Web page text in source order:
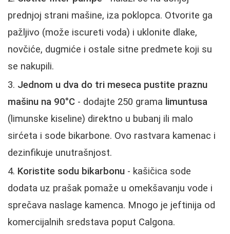
prednjoj strani mašine, iza poklopca. Otvorite ga
pažljivo (može iscureti voda) i uklonite dlake,
novčiće, dugmiće i ostale sitne predmete koji su
se nakupili.
Jednom u dva do tri meseca pustite praznu
mašinu na 90°C - dodajte 250 grama limuntusa
(limunske kiseline) direktno u bubanj ili malo
sirćeta i sode bikarbone. Ovo rastvara kamenac i
dezinfikuje unutrašnjost.
Koristite sodu bikarbonu - kašičica sode
dodata uz prašak pomaže u omekšavanju vode i
sprečava naslage kamenca. Mnogo je jeftinija od
komercijalnih sredstava poput Calgona.